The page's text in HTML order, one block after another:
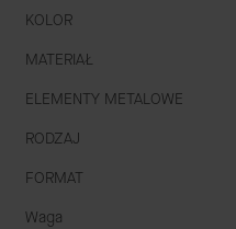
KOLOR
MATERIAŁ
ELEMENTY METALOWE
RODZAJ
FORMAT
Waga